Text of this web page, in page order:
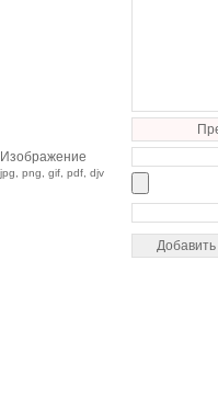
Изображение
jpg, png, gif, pdf, djv